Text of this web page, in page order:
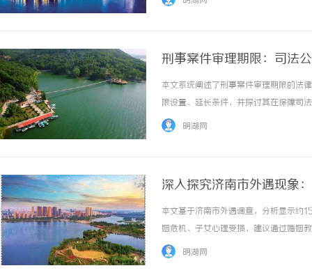
刑事案件审理期限：司法
本文系统阐述了刑事案件审理期限的法
限设置、延长条件，并探讨其在保障司
人权和社会秩序的重要性，展望了未来
明湖网
深入探究济南市外遇现象
本文基于济南市外遇调查，分析显示约
姻危机、子女心理受损，建议通过婚姻
明湖网
武汉配眼镜 上海配眼镜 深